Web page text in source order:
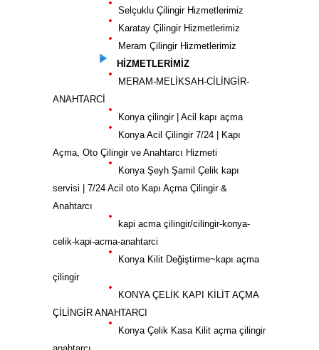
Selçuklu Çilingir Hizmetlerimiz
Karatay Çilingir Hizmetlerimiz
Meram Çilingir Hizmetlerimiz
HİZMETLERİMİZ
MERAM-MELİKSAH-CİLİNGİR-
ANAHTARCİ
Konya çilingir | Acil kapı açma
Konya Acil Çilingir 7/24 | Kapı
Açma, Oto Çilingir ve Anahtarcı Hizmeti
Konya Şeyh Şamil Çelik kapı
servisi | 7/24 Acil oto Kapı Açma Çilingir &
Anahtarcı
kapi acma çilingir/cilingir-konya-
celik-kapi-acma-anahtarci
Konya Kilit Değiştirme~kapı açma
çilingir
KONYA ÇELİK KAPI KİLİT AÇMA
ÇİLİNGİR ANAHTARCI
Konya Çelik Kasa Kilit açma çilingir